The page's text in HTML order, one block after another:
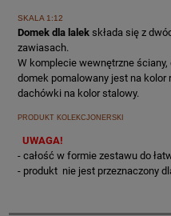
SKALA 1:12
Domek dla lalek składa się z
zawiasach.
W komplecie wewnętrzne
domek pomalowany jest na kolor
dachówki na kolor stalowy.
PRODUKT KOLEKCJONERSKI
UWAGA!
- całość w formie zestawu do
- produkt nie jest przeznaczony